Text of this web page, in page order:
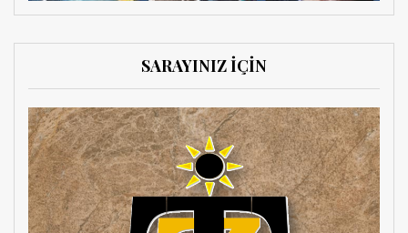
SARAYINIZ İÇİN